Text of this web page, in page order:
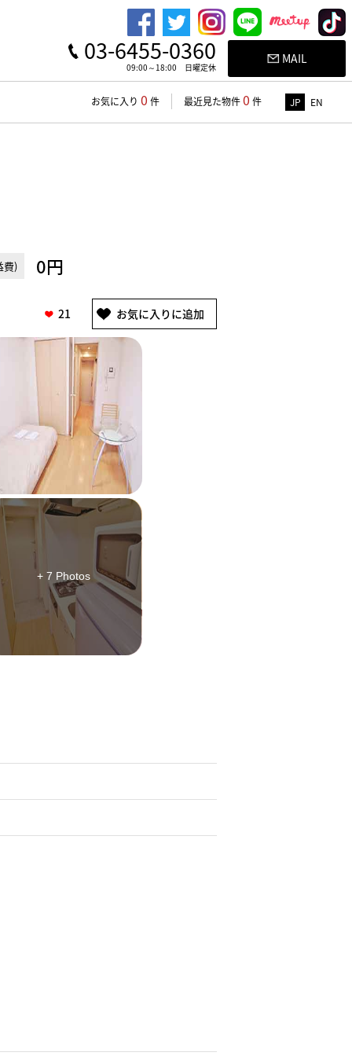
03-6455-0360
09:00～18:00 日曜定休
MAIL
お気に入り 0 件 最近見た物件0 件 JP EN
費) 0円
21
+ 7 Photos